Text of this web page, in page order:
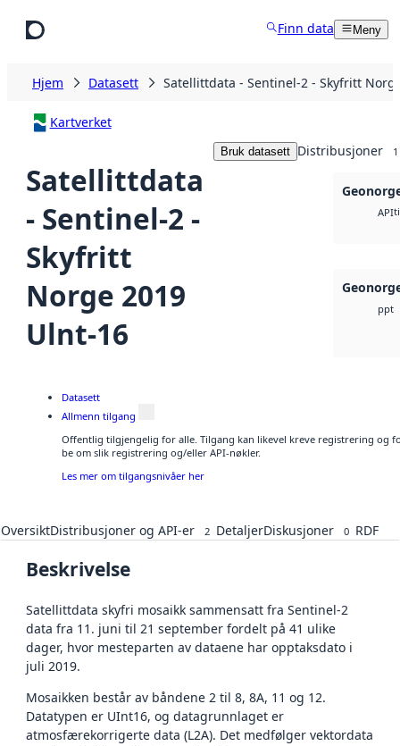
Finn data Meny
Hjem Datasett Satellittdata - Sentinel-2 - Skyfritt
Kartverket
Satellittdata
- Sentinel-2 -
Skyfritt
Norge 2019
Ulnt-16
Bruk datasett Distribusjoner 1
API
ppt
Datasett
Allmenn tilgang
Offentlig tilgjengelig for alle. Tilgang kan likevel kreve registrering og
be om slik registrering og/eller API-nøkler.
Les mer om tilgangsnivåer her
OversiktDistribusjoner og API-er 2 DetaljerDiskusjoner 0 RDF
Beskrivelse
Satellittdata skyfri mosaikk sammensatt fra Sentinel-2
data fra 11. juni til 21 september fordelt på 41 ulike
dager, hvor mesteparten av dataene har opptaksdato i
juli 2019.
Mosaikken består av båndene 2 til 8, 8A, 11 og 12.
Datatypen er UInt16, og datagrunnlaget er
atmosfærekorrigerte data (L2A). Det medfølger vektordata